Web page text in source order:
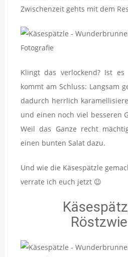
Zwischenzeit gehts mit dem
Klingt das verlockend? Ist
kommt am Schluss: Langsam
dadurch herrlich
und einen noch viel besseren
Weil das Ganze recht
einen bunten Salat dazu.
Und wie die Käsespätzle
verrate ich euch jetzt 😉